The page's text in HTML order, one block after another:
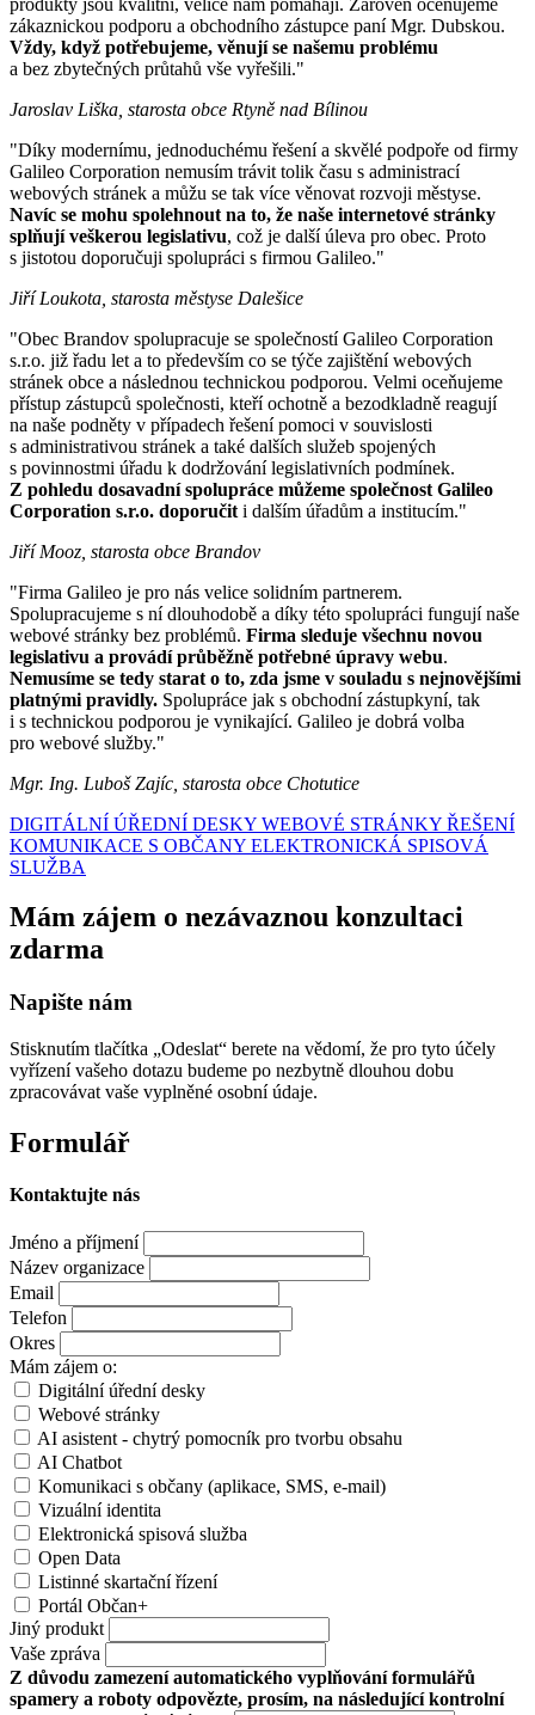
zákaznickou podporu a obchodního zástupce paní Mgr. Dubskou.
Vždy, když potřebujeme, věnují se našemu problému
a bez zbytečných průtahů vše vyřešili."
Jaroslav Liška, starosta obce Rtyně nad Bílinou
"Díky modernímu, jednoduchému řešení a skvělé podpoře od firmy
Galileo Corporation nemusím trávit tolik času s administrací
webových stránek a můžu se tak více věnovat rozvoji městyse.
Navíc se mohu spolehnout na to, že naše internetové stránky
splňují veškerou legislativu, což je další úleva pro obec. Proto
s jistotou doporučuji spolupráci s firmou Galileo."
Jiří Loukota, starosta městyse Dalešice
"Obec Brandov spolupracuje se společností Galileo Corporation
s.r.o. již řadu let a to především co se týče zajištění webových
stránek obce a následnou technickou podporou. Velmi oceňujeme
přístup zástupců společnosti, kteří ochotně a bezodkladně reagují
na naše podněty v případech řešení pomoci v souvislosti
s administrativou stránek a také dalších služeb spojených
s povinnostmi úřadu k dodržování legislativních podmínek.
Z pohledu dosavadní spolupráce můžeme společnost Galileo
Corporation s.r.o. doporučit i dalším úřadům a institucím."
Jiří Mooz, starosta obce Brandov
"Firma Galileo je pro nás velice solidním partnerem.
Spolupracujeme s ní dlouhodobě a díky této spolupráci fungují naše
webové stránky bez problémů. Firma sleduje všechnu novou
legislativu a provádí průběžně potřebné úpravy webu.
Nemusíme se tedy starat o to, zda jsme v souladu s nejnovějšími
platnými pravidly. Spolupráce jak s obchodní zástupkyní, tak
i s technickou podporou je vynikající. Galileo je dobrá volba
pro webové služby."
Mgr. Ing. Luboš Zajíc, starosta obce Chotutice
DIGITÁLNÍ ÚŘEDNÍ DESKY WEBOVÉ STRÁNKY ŘEŠENÍ
KOMUNIKACE S OBČANY ELEKTRONICKÁ SPISOVÁ
SLUŽBA
Mám zájem o nezávaznou konzultaci
zdarma
Napište nám
Stisknutím tlačítka „Odeslat“ berete na vědomí, že pro tyto účely
vyřízení vašeho dotazu budeme po nezbytně dlouhou dobu
zpracovávat vaše vyplněné osobní údaje.
Formulář
Kontaktujte nás
Jméno a příjmení
Název organizace
Email
Telefon
Okres
Mám zájem o:
Digitální úřední desky
Webové stránky
AI asistent - chytrý pomocník pro tvorbu obsahu
AI Chatbot
Komunikaci s občany (aplikace, SMS, e-mail)
Vizuální identita
Elektronická spisová služba
Open Data
Listinné skartační řízení
Portál Občan+
Jiný produkt
Vaše zpráva
Z důvodu zamezení automatického vyplňování formulářů
spamery a roboty odpovězte, prosím, na následující kontrolní